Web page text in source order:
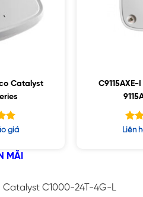
Catalyst
giá Liên
MÃI
Catalyst C1000-24T-4G-L